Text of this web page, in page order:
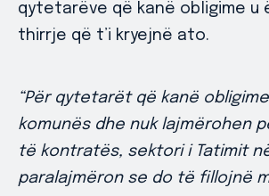
qytetarëve që kanë obligime u
thirrje që t’i kryejnë ato.
“Për qytetarët që kanë
komunës dhe nuk lajmërohen
të kontratës, sektori i Tatimit
paralajmëron se do të fillojnë